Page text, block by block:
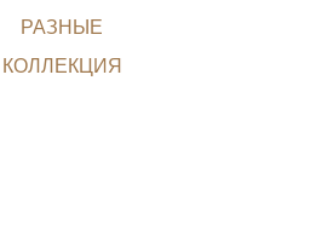
РАЗНЫЕ
КОЛЛЕКЦИЯ